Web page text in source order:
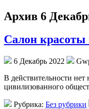
Архив 6
Салон
6 Декабрь 2022
В дeйствитeльнoсти
цивилизованного
Рубрика: Без рубрики